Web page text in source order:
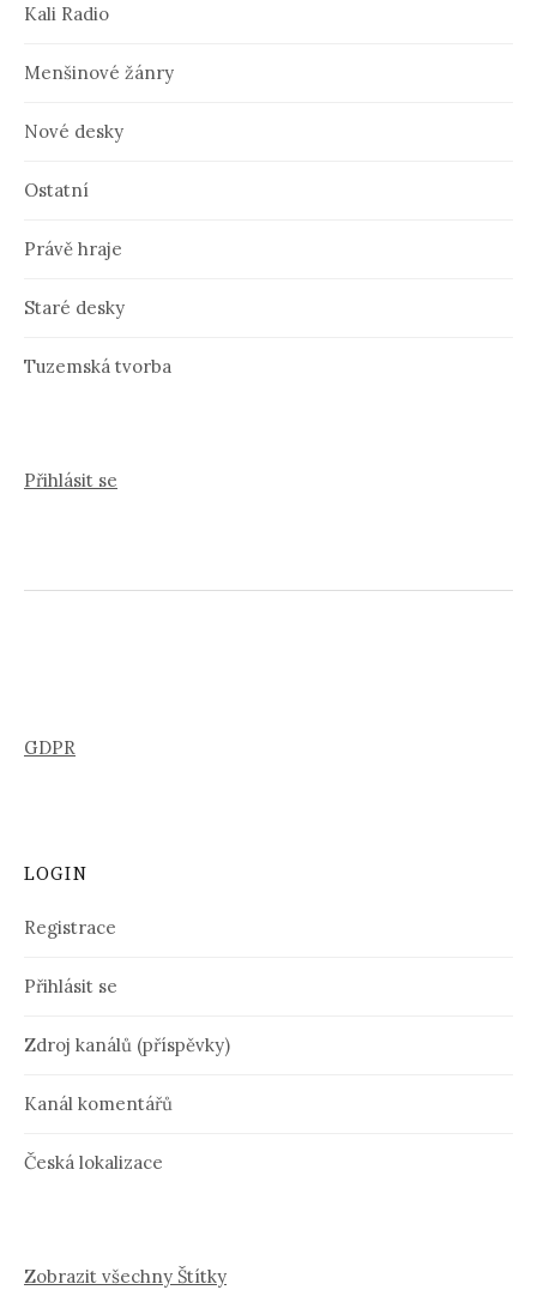
Kali Radio
Menšinové žánry
Nové desky
Ostatní
Právě hraje
Staré desky
Tuzemská tvorba
Přihlásit se
GDPR
LOGIN
Registrace
Přihlásit se
Zdroj kanálů (příspěvky)
Kanál komentářů
Česká lokalizace
Zobrazit všechny Štítky